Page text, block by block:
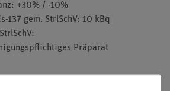
+30% / -10%
137 gem. StrlSchV: 10 kBq
Präparat